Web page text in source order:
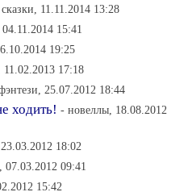
11.11.2014 13:28
15:41
19:25
11.02.2013 17:18
25.07.2012 18:44
ходить! - новеллы, 18.08.2012
18:02
07.03.2012 09:41
15:42